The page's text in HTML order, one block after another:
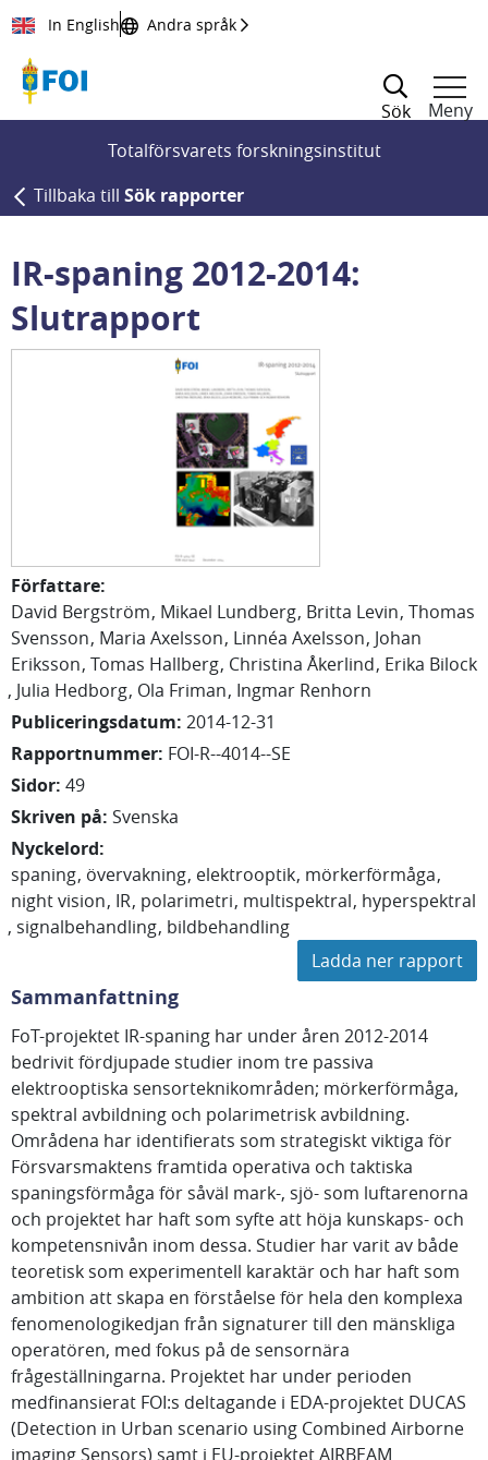
Till innehållet
In English Andra språk
Sök
Meny
Totalförsvarets forskningsinstitut
Tillbaka till Sök rapporter
IR-spaning 2012-2014:
Slutrapport
Författare:
David Bergström Mikael Lundberg Britta Levin Thomas
Svensson Maria Axelsson Linnéa Axelsson Johan
Eriksson Tomas Hallberg Christina Åkerlind Erika Bilock
Julia Hedborg Ola Friman Ingmar Renhorn
Publiceringsdatum: 2014-12-31
Rapportnummer: FOI-R--4014--SE
Sidor: 49
Skriven på: Svenska
Nyckelord:
spaning övervakning elektrooptik mörkerförmåga
night vision IR polarimetri multispektral hyperspektral
signalbehandling bildbehandling
Ladda ner rapport
Sammanfattning
FoT-projektet IR-spaning har under åren 2012-2014
bedrivit fördjupade studier inom tre passiva
elektrooptiska sensorteknikområden; mörkerförmåga,
spektral avbildning och polarimetrisk avbildning.
Områdena har identifierats som strategiskt viktiga för
Försvarsmaktens framtida operativa och taktiska
spaningsförmåga för såväl mark-, sjö- som luftarenorna
och projektet har haft som syfte att höja kunskaps- och
kompetensnivån inom dessa. Studier har varit av både
teoretisk som experimentell karaktär och har haft som
ambition att skapa en förståelse för hela den komplexa
fenomenologikedjan från signaturer till den mänskliga
operatören, med fokus på de sensornära
frågeställningarna. Projektet har under perioden
medfinansierat FOI:s deltagande i EDA-projektet DUCAS
(Detection in Urban scenario using Combined Airborne
imaging Sensors) samt i EU-projektet AIRBEAM